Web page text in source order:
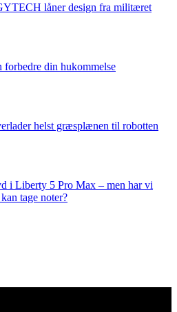
låner design fra militæret
din hukommelse
helst græsplænen til robotten
i Liberty 5 Pro Max – men har vi
tage noter?